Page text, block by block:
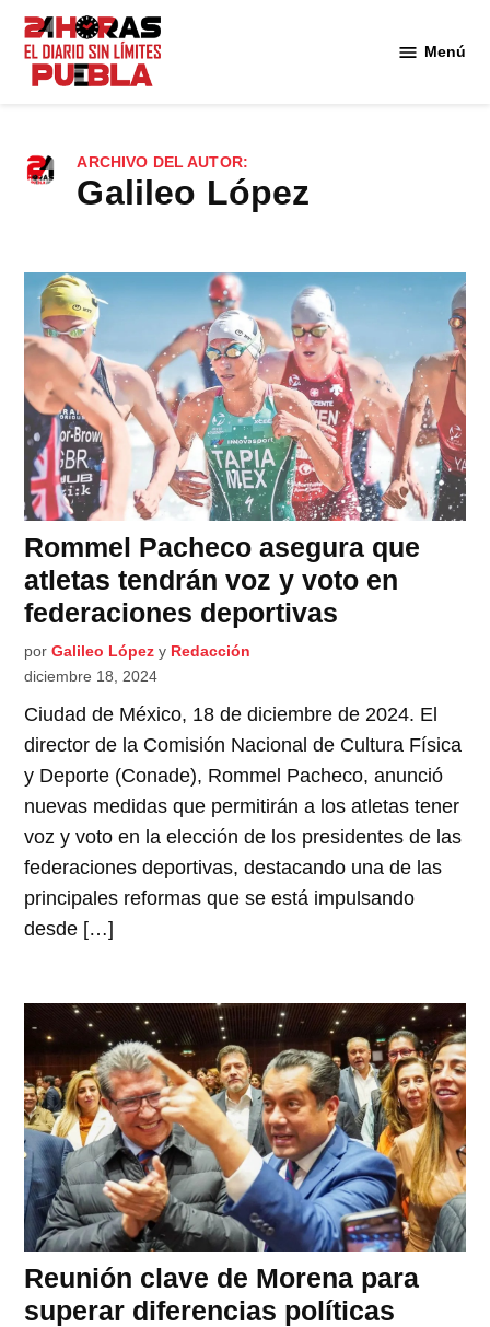
Saltar
contenido
Menú
ARCHIVO DEL AUTOR:
Galileo López
Rommel Pacheco asegura que
atletas tendrán voz y voto en
federaciones deportivas
por Galileo López y Redacción
diciembre 18, 2024
Ciudad de México, 18 de diciembre de 2024. El
director de la Comisión Nacional de Cultura Física
y Deporte (Conade), Rommel Pacheco, anunció
nuevas medidas que permitirán a los atletas tener
voz y voto en la elección de los presidentes de las
federaciones deportivas, destacando una de las
principales reformas que se está impulsando
desde […]
Reunión clave de Morena para
superar diferencias políticas